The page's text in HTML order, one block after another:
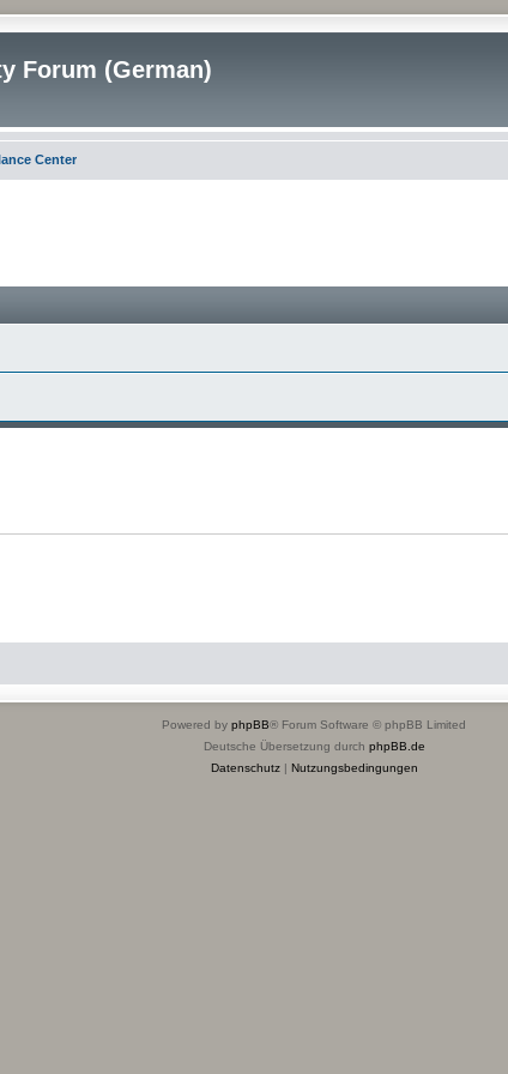
Forum (German)
Center
Powered by phpBB® Forum Software © phpBB Limited
Deutsche Übersetzung durch phpBB.de
Datenschutz| Nutzungsbedingungen